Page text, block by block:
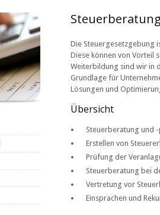
Steuerberatung
Die Steuergesetzgebung
Diese können von Vorteil
Weiterbildung sind wir in
Grundlage für
Lösungen und
Übersicht
Steuerberatung und
Erstellen von
Prüfung der
Steuerberatung bei
Vertretung vor
Einsprachen und